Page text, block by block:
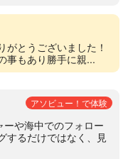
がとうございました！
事もあり勝手に親...
アソビュー！で体験
や海中でのフォロー
するだけではなく、見